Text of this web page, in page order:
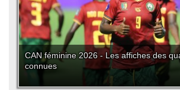
CAN féminine 2026 - Les affiches des
connues